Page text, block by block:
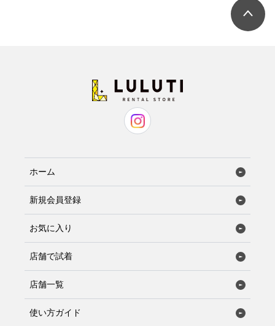
ホーム
新規会員登録
お気に入り
店舗で試着
店舗一覧
使い方ガイド